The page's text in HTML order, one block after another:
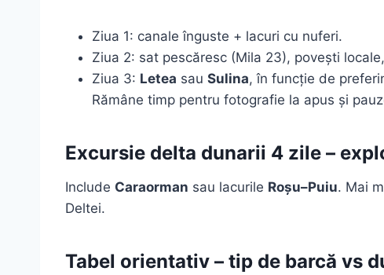
Ziua 1: canale înguste + lacuri cu nuferi.
Ziua 2: sat pescăresc (Mila 23), povești
Ziua 3: Letea sau Sulina, în funcție de
Rămâne timp pentru fotografie la apus și
Excursie delta dunarii 4 zile –
Include Caraorman sau lacurile Roșu–Puiu. Mai
Deltei.
Tabel orientativ – tip de barcă vs